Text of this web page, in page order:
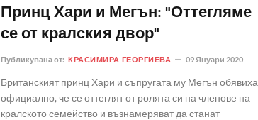
Принц Хари и Мегън: "Оттегляме
се от кралския двор"
Публикувана от: КРАСИМИРА ГЕОРГИЕВА 09 Януари 2020
Британският принц Хари и съпругата му Мегън обявиха
официално, че се оттеглят от ролята си на членове на
кралското семейство и възнамеряват да станат